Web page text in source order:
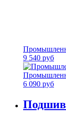
9 540 руб
6 090 руб